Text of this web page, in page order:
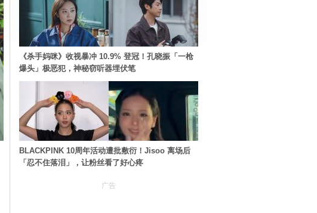
《杀手妈咪》收视暴冲 10.9% 登冠！孔晓振「一枪
爆头」极恶犯，神秘窃听器埋伏笔
BLACKPINK 10周年活动遭批敷衍！Jisoo 离场后
「忍不住落泪」，让粉丝看了好心疼
广告